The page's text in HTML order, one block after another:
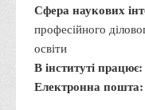
Рада студентського
Студентський
Студентське
Асоціація випускників
Сфера наукових
професійного
освіти
В інституті працює:
Електронна пошта: